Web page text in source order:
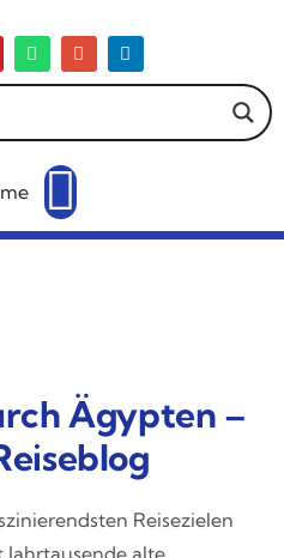
Ägypten –
Reisezielen
alte